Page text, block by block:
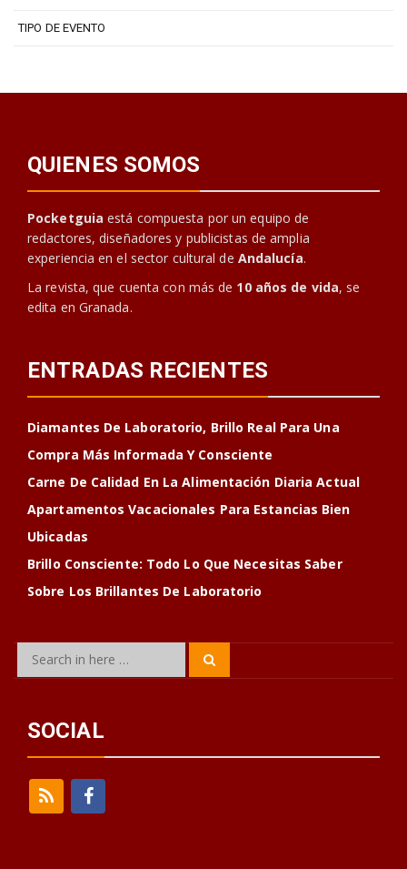
TIPO DE EVENTO
QUIENES SOMOS
Pocketguia está compuesta por un equipo de
redactores, diseñadores y publicistas de amplia
experiencia en el sector cultural de Andalucía.
La revista, que cuenta con más de 10 años de vida, se
edita en Granada.
ENTRADAS RECIENTES
Diamantes De Laboratorio, Brillo Real Para Una
Compra Más Informada Y Consciente
Carne De Calidad En La Alimentación Diaria Actual
Apartamentos Vacacionales Para Estancias Bien
Ubicadas
Brillo Consciente: Todo Lo Que Necesitas Saber
Sobre Los Brillantes De Laboratorio
Search
SOCIAL